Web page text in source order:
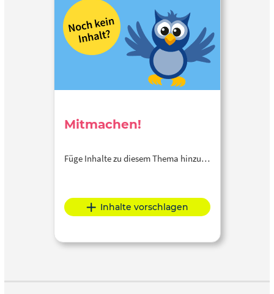
Mitmachen!
Füge Inhalte zu diesem Thema hinzu…
Inhalte vorschlagen